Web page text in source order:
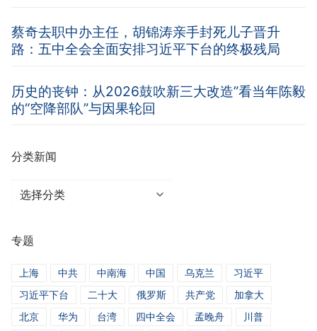
蔡奇去职中办主任，胡锦涛亲手封死儿子晋升
路：五中全会全面安排习近平下台的终极残局
历史的丧钟：从2026鼓吹新三大改造”看当年陈毅
的“空降部队”与因果轮回
分类新闻
分
闻
专题
上海 中共 中南海 中国 乌克兰
习近平
习近平下台
二十大 俄罗斯 共产党
加拿大
北京
华为 台湾 四中全会 孟晚舟
川普